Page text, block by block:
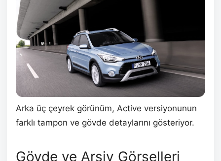
Arka üç çeyrek görünüm, Active versiyonunun
farklı tampon ve gövde detaylarını gösteriyor.
Gövde ve Arşiv Görselleri